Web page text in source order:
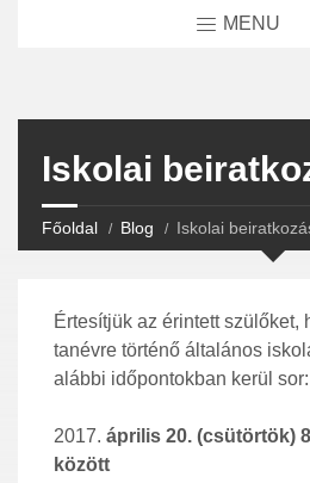
MENU
Iskolai
Főoldal Blog Iskolai
Értesítjük az érintett szülőket,
tanévre történő általános
alábbi időpontokban kerül sor:
április 20. (csütörtök)
között